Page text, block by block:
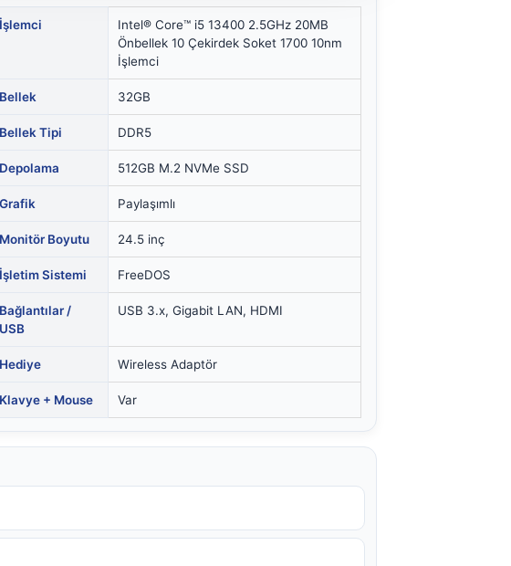
İşlemci
Intel® Core™ i5 13400 2.5GHz 20MB
Önbellek 10 Çekirdek Soket 1700 10nm
İşlemci
Bellek 32GB
Bellek Tipi DDR5
Depolama 512GB M.2 NVMe SSD
Grafik Paylaşımlı
Monitör Boyutu 24.5 inç
İşletim Sistemi FreeDOS
Bağlantılar /
USB
USB 3.x, Gigabit LAN, HDMI
Hediye Wireless Adaptör
Klavye + Mouse Var